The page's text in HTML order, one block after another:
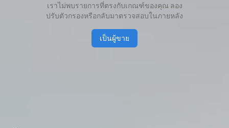
เราไม่พบรายการที่ตรงกับเกณฑ์ของคุณ ลอง
ปรับตัวกรองหรือกลับมาตรวจสอบในภายหลัง
เป็นผู้ขาย